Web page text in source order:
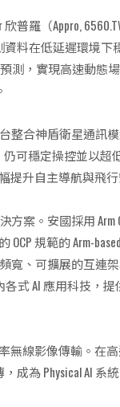
普羅（Appro,
料在低延遲環境
測，實現高速動
整合神盾衛星通訊
可穩定操控並以超
提升自主導航與飛行
案。安國採用 Arm
規範的 Arm-
寬、可擴展的互連
式 AI 應用科技，
無線影像傳輸。在
為 Physical AI 系